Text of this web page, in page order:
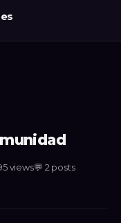
views💬 2 posts